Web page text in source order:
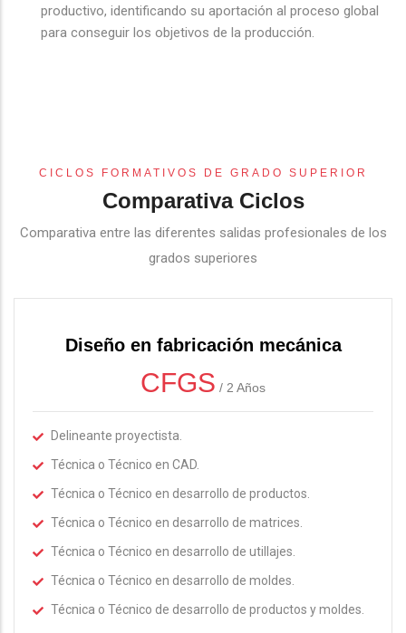
productivo, identificando su aportación al proceso global
para conseguir los objetivos de la producción.
CICLOS FORMATIVOS DE GRADO SUPERIOR
Comparativa Ciclos
Comparativa entre las diferentes salidas profesionales de los
grados superiores
Diseño en fabricación mecánica
CFGS / 2 Años
Delineante proyectista.
Técnica o Técnico en CAD.
Técnica o Técnico en desarrollo de productos.
Técnica o Técnico en desarrollo de matrices.
Técnica o Técnico en desarrollo de utillajes.
Técnica o Técnico en desarrollo de moldes.
Técnica o Técnico de desarrollo de productos y moldes.